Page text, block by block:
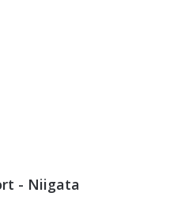
- Niigata